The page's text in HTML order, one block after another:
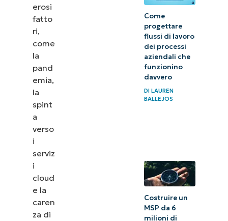
informazioni che
erosi
fatto
ri,
come
la
pand
emia,
la
spint
a
verso
i
serviz
i
cloud
e la
caren
za di
Come
progettare
flussi di lavoro
dei processi
aziendali che
funzionino
davvero
DI LAUREN
BALLEJOS
Costruire un
MSP da 6
milioni di